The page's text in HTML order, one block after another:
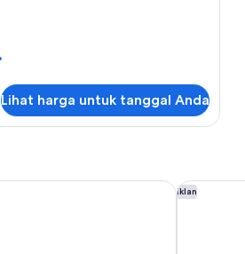
Lihat harga untuk tanggal Anda
Iklan
Executive